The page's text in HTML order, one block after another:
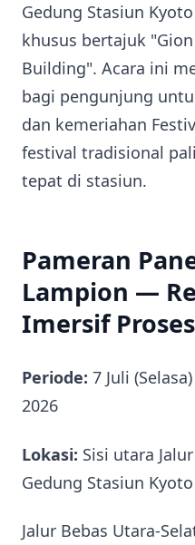
Gedung Stasiun
khusus bertajuk
Building". Acara ini
bagi pengunjung
dan kemeriahan
festival tradisional
tepat di stasiun.
Pameran
Lampion —
Imersif
Periode: 7 Juli
2026
Lokasi: Sisi utara
Gedung Stasiun Kyoto
Jalur Bebas Utara-